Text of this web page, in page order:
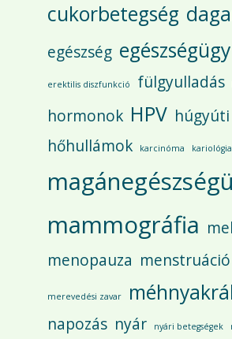
cukorbetegség
egészség egészségügy
erektilis diszfunkció fülgyulladás
hormonok HPV
hőhullámok
karcinóma kariológia
mammográfia
menopauza menstruáció
merevedési zavar
napozás nyár nyári betegségek